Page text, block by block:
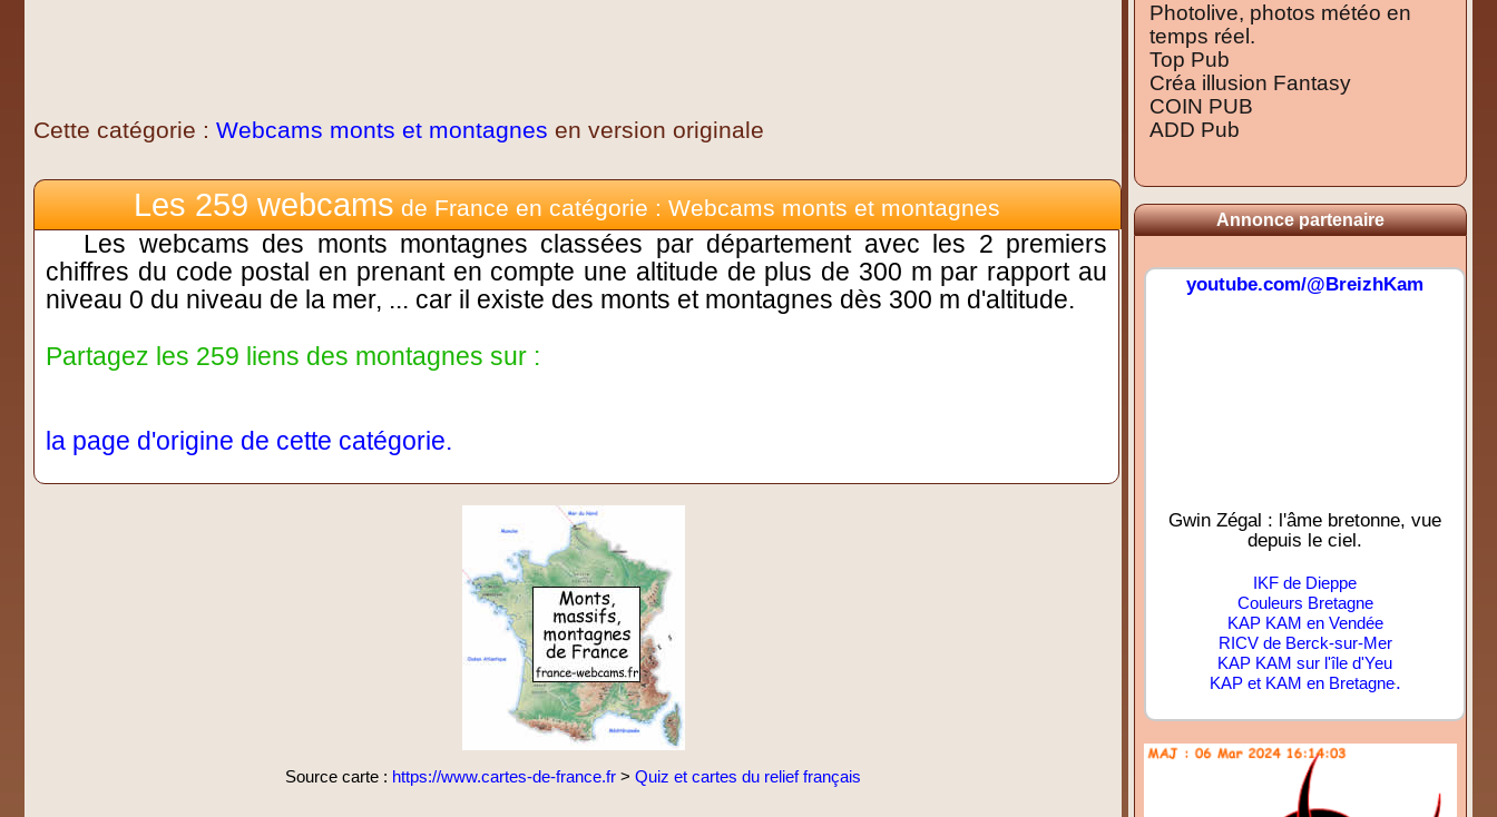
Cette catégorie : Webcams monts et montagnes en version originale
Les 259 webcamsde France en catégorie : Webcams monts et montagnes
Les webcams des monts montagnes classées par département avec les 2 premiers
chiffres du code postal en prenant en compte une altitude de plus de 300 m par rapport au
niveau 0 du niveau de la mer, ... car il existe des monts et montagnes dès 300 m d'altitude.
Partagez les 259 liens des montagnes sur :
la page d'origine de cette catégorie.
Source carte : https://www.cartes-de-france.fr > Quiz et cartes du relief français
Photolive, photos météo en
temps réel.
Top Pub
Créa illusion Fantasy
COIN PUB
ADD Pub
Annonce partenaire
youtube.com/@BreizhKam
Gwin Zégal : l'âme bretonne, vue
depuis le ciel.
IKF de Dieppe
Couleurs Bretagne
KAP KAM en Vendée
RICV de Berck-sur-Mer
KAP KAM sur l'île d'Yeu
KAP et KAM en Bretagne.